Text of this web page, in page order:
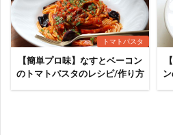
トマトパスタ
【簡単プロ味】なすとベーコン
のトマトパスタのレシピ/作り方